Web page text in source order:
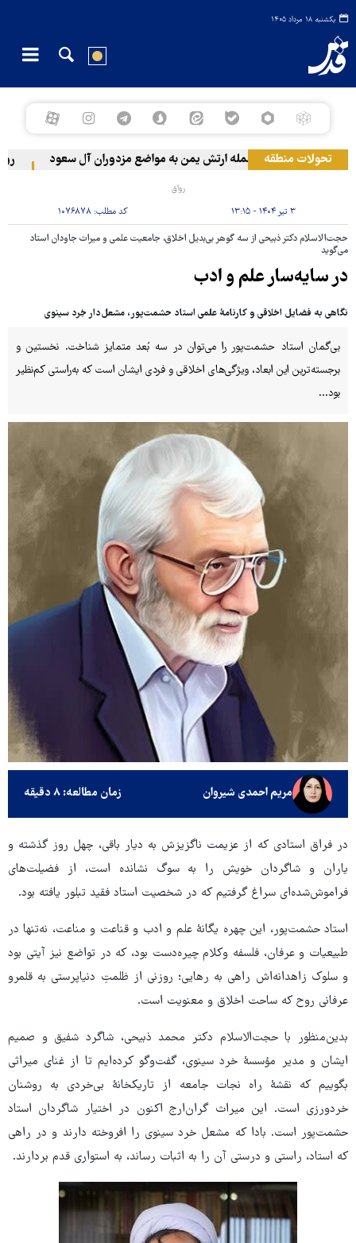
یکشنبه ۱۸ مرداد ۱۴۰۵
تحولات منطقهحمله ارتش یمن به مواضع مزدوران آل سعود رویترز: عربستان ۸۶ درصد از
رواق
۳ تیر ۱۴۰۴ - ۱۳:۱۵ کد مطلب: ۱۰۷۶۸۷۸
حجت‌الاسلام دکتر ذبیحی از سه گوهر بی‌بدیل اخلاق، جامعیت علمی و میراث جاودان استاد
می‌گوید
در سایه‌سار علم و ادب
نگاهی به فضایل اخلاقی و کارنامۀ علمی استاد حشمت‌پور، مشعل‌دار خِرد سینوی
بی‌گمان استاد حشمت‌پور را می‌توان در سه بُعد متمایز شناخت. نخستین و
برجسته‌ترین این ابعاد، ویژگی‌های اخلاقی و فردی ایشان است که به‌راستی کم‌نظیر
بود...
مریم احمدی شیروان زمان مطالعه: ۸ دقیقه
در فراق استادی که از عزیمت ناگزیزش به دیار باقی، چهل روز گذشته و
یاران و شاگردان خویش را به سوگ نشانده است، از فضیلت‌های
فراموش‌شده‌ای سراغ گرفتیم که در شخصیت استاد فقید تبلور یافته بود.
استاد حشمت‌پور، این چهره یگانۀ علم و ادب و قناعت و مناعت، نه‌تنها در
طبیعیات و عرفان، فلسفه وکلام چیره‌دست بود، که در تواضع نیز آیتی بود
و سلوک زاهدانه‌اش راهی به رهایی؛ روزنی از ظلمتِ دنیاپرستی به قلمرو
عرفانی روح که ساحت اخلاق و معنویت است.
بدین‌منظور با حجت‌الاسلام دکتر محمد ذبیحی، شاگرد شفیق و صمیم
ایشان و مدیر مؤسسۀ خرد سینوی، گفت‌وگو کرده‌ایم تا از غنای میراثی
بگوییم که نقشۀ راه نجات جامعه از تاریکخانۀ بی‌خردی به روشنان
خردورزی است. این میراث گران‌ارج اکنون در اختیار شاگردان استاد
حشمت‌پور است. بادا که مشعل خرد سینوی را افروخته دارند و در راهی
که استاد، راستی و درستی آن را به اثبات رساند، به استواری قدم بردارند.